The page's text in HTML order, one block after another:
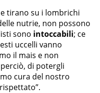
tirano su i lombrichi
nutrie, non possono
sono intoccabili; ce
uccelli vanno
il mais e non
di potergli
cura del nostro